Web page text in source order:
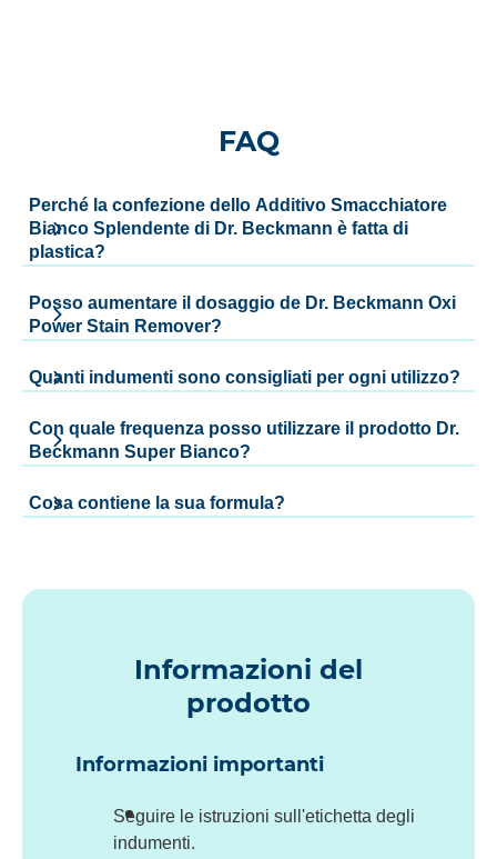
FAQ
Perché la confezione dello Additivo Smacchiatore
Bianco Splendente di Dr. Beckmann è fatta di
plastica?
Posso aumentare il dosaggio de Dr. Beckmann Oxi
Power Stain Remover?
Quanti indumenti sono consigliati per ogni utilizzo?
Con quale frequenza posso utilizzare il prodotto Dr.
Beckmann Super Bianco?
Cosa contiene la sua formula?
Informazioni del
prodotto
Informazioni importanti
Seguire le istruzioni sull'etichetta degli
indumenti.